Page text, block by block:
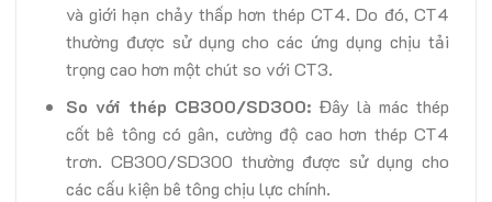
và giới hạn chảy thấp hơn thép CT4. Do đó, CT4
thường được sử dụng cho các ứng dụng chịu tải
trọng cao hơn một chút so với CT3.
So với thép CB300/SD300:Đây là mác thép
cốt bê tông có gân, cường độ cao hơn thép CT4
trơn. CB300/SD300 thường được sử dụng cho
các cấu kiện bê tông chịu lực chính.